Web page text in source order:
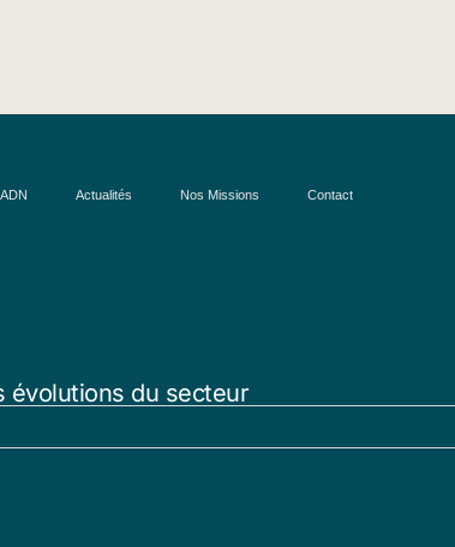
Actualités Nos Missions Contact
évolutions du secteur